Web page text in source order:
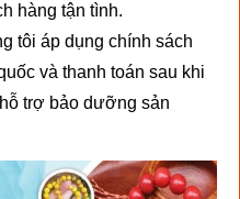
hàng tận tình.
tôi áp dụng chính sách
và thanh toán sau khi
trợ bảo dưỡng sản